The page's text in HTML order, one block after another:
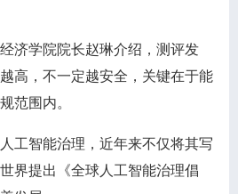
学院院长赵琳介绍，测评发
高，不一定越安全，关键在于能
范围内。
智能治理，近年来不仅将其写
界提出《全球人工智能治理倡